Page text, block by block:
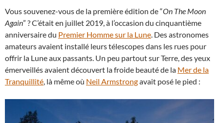
Vous souvenez-vous de la première édition de “On The Moon
Again” ? C’était en juillet 2019, à l’occasion du cinquantième
anniversaire du Premier Homme sur la Lune. Des astronomes
amateurs avaient installé leurs télescopes dans les rues pour
offrir la Lune aux passants. Un peu partout sur Terre, des yeux
émerveillés avaient découvert la froide beauté de la Mer de la
Tranquillité, là même où Neil Armstrongavait posé le pied :